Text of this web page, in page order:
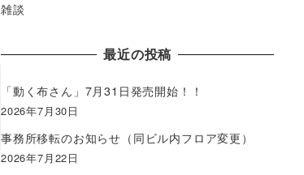
雑談
最近の投稿
「動く布さん」7月31日発売開始！！
2026年7月30日
事務所移転のお知らせ（同ビル内フロア変更）
2026年7月22日